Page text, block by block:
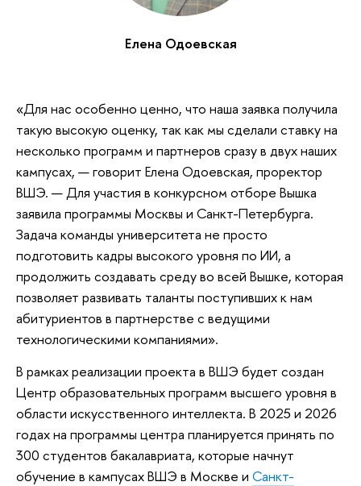
Елена Одоевская
«Для нас особенно ценно, что наша заявка получила
такую высокую оценку, так как мы сделали ставку на
несколько программ и партнеров сразу в двух наших
кампусах, — говорит Елена Одоевская, проректор
ВШЭ. — Для участия в конкурсном отборе Вышка
заявила программы Москвы и Санкт-Петербурга.
Задача команды университета не просто
подготовить кадры высокого уровня по ИИ, а
продолжить создавать среду во всей Вышке, которая
позволяет развивать таланты поступивших к нам
абитуриентов в партнерстве с ведущими
технологическими компаниями».
В рамках реализации проекта в ВШЭ будет создан
Центр образовательных программ высшего уровня в
области искусственного интеллекта. В 2025 и 2026
годах на программы центра планируется принять по
300 студентов бакалавриата, которые начнут
обучение в кампусах ВШЭ в Москве и Санкт-